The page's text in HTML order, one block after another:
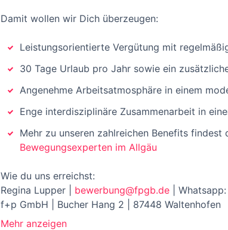
Damit wollen wir Dich überzeugen:
Leistungsorientierte Vergütung mit
30 Tage Urlaub pro Jahr sowie ein
Angenehme Arbeitsatmosphäre in einem
Enge interdisziplinäre Zusammenarbeit in
Mehr zu unseren zahlreichen Benefits findest
Bewegungsexperten im Allgäu
Wie du uns erreichst:
Regina Lupper | bewerbung@fpgb.de |
f+p GmbH | Bucher Hang 2 | 87448 Waltenhofen
Mehr anzeigen